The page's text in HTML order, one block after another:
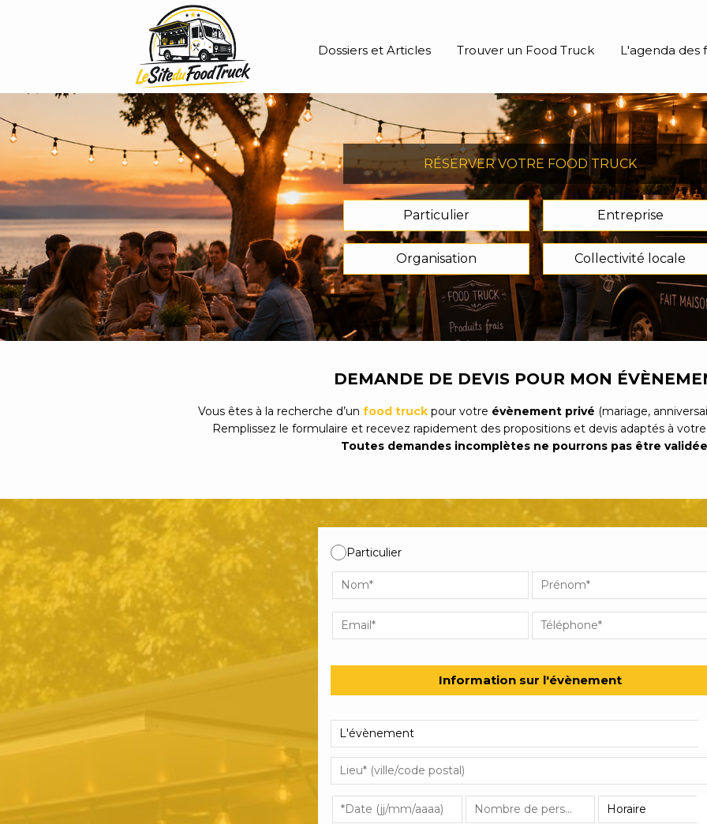
Dossiers et Articles Trouver un Food Truck L'agenda des
RÉSERVER VOTRE FOOD TRUCK
Particulier
Organisation
Entreprise
Collectivité locale
DEMANDE DE DEVIS POUR MON
Vous êtes à la recherche d’un food truckpour votre évènement privé (mariage,
Remplissez le formulaire et recevez rapidement des propositions et devis adaptés à
Toutes demandes incomplètes ne pourrons pas être
Particulier
Information sur l'évènement